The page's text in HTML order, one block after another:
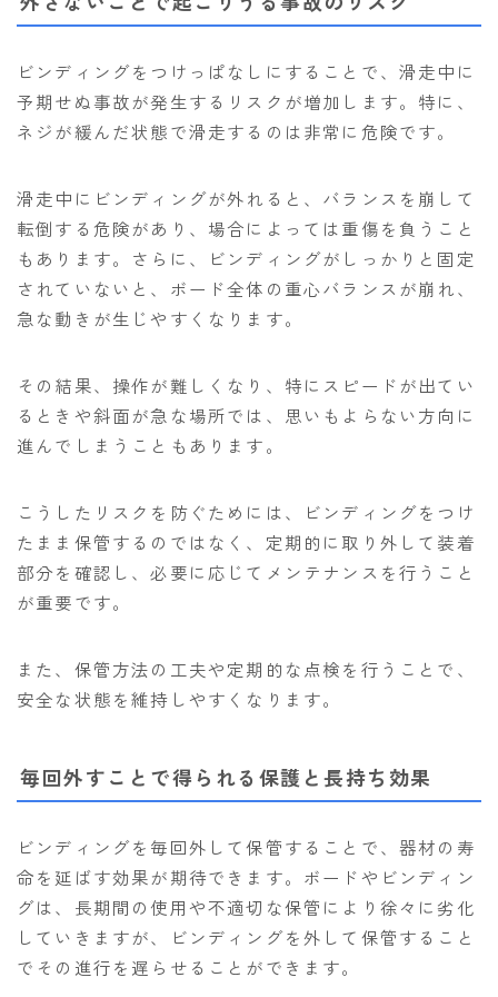
ビンディングをつけっぱなしにすることで、滑走中に
予期せぬ事故が発生するリスクが増加します。特に、
ネジが緩んだ状態で滑走するのは非常に危険です。
滑走中にビンディングが外れると、バランスを崩して
転倒する危険があり、場合によっては重傷を負うこと
もあります。さらに、ビンディングがしっかりと固定
されていないと、ボード全体の重心バランスが崩れ、
急な動きが生じやすくなります。
その結果、操作が難しくなり、特にスピードが出てい
るときや斜面が急な場所では、思いもよらない方向に
進んでしまうこともあります。
こうしたリスクを防ぐためには、ビンディングをつけ
たまま保管するのではなく、定期的に取り外して装着
部分を確認し、必要に応じてメンテナンスを行うこと
が重要です。
また、保管方法の工夫や定期的な点検を行うことで、
安全な状態を維持しやすくなります。
毎回外すことで得られる保護と長持ち効果
ビンディングを毎回外して保管することで、器材の寿
命を延ばす効果が期待できます。ボードやビンディン
グは、長期間の使用や不適切な保管により徐々に劣化
していきますが、ビンディングを外して保管すること
でその進行を遅らせることができます。